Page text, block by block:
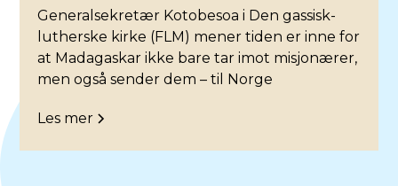
Generalsekretær Kotobesoa i Den gassisk-
lutherske kirke (FLM) mener tiden er inne for
at Madagaskar ikke bare tar imot misjonærer,
men også sender dem – til Norge
Les mer